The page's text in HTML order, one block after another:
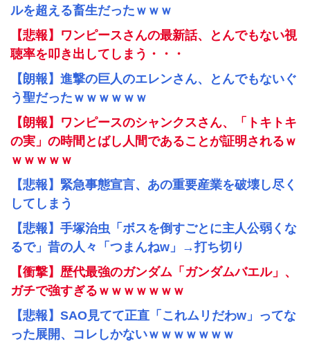
ルを超える畜生だったｗｗｗ
【悲報】ワンピースさんの最新話、とんでもない視
聴率を叩き出してしまう・・・
【朗報】進撃の巨人のエレンさん、とんでもないぐ
う聖だったｗｗｗｗｗｗ
【朗報】ワンピースのシャンクスさん、「トキトキ
の実」の時間とばし人間であることが証明されるｗ
ｗｗｗｗｗ
【悲報】緊急事態宣言、あの重要産業を破壊し尽く
してしまう
【悲報】手塚治虫「ボスを倒すごとに主人公弱くな
るで」昔の人々「つまんねw」→打ち切り
【衝撃】歴代最強のガンダム「ガンダムバエル」、
ガチで強すぎるｗｗｗｗｗｗｗ
【悲報】SAO見てて正直「これムリだわw」ってな
った展開、コレしかないｗｗｗｗｗｗｗ